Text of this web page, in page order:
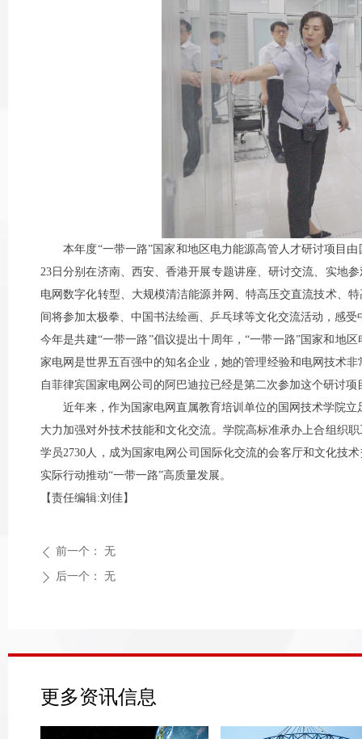
本年度“一带一路”国家和地区电力能源高管人才研讨项目由
23日分别在济南、西安、香港开展专题讲座、研讨交流、实地
电网数字化转型、大规模清洁能源并网、特高压交直流技术、
间将参加太极拳、中国书法绘画、乒乓球等文化交流活动，感受
今年是共建“一带一路”倡议提出十周年，“一带一路”国家和地
家电网是世界五百强中的知名企业，她的管理经验和电网技术
自菲律宾国家电网公司的阿巴迪拉已经是第二次参加这个研讨
近年来，作为国家电网直属教育培训单位的国网技术学院立
大力加强对外技术技能和文化交流。学院高标准承办上合组织
学员2730人，成为国家电网公司国际化交流的会客厅和文化技
实际行动推动“一带一路”高质量发展。
【责任编辑:刘佳】
ꄴ 前一个： 无
ꄲ 后一个： 无
更多资讯信息